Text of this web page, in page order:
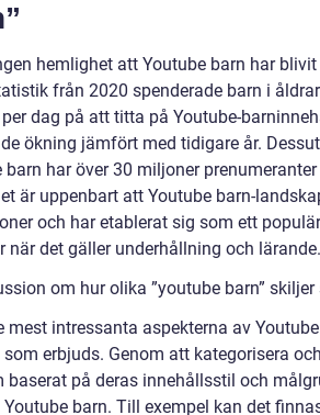
hemlighet att Youtube barn har
från 2020 spenderade barn i
dag på att titta på Youtube-
ökning jämfört med tidigare år.
barn har över 30 miljoner
är uppenbart att Youtube barn-
och har etablerat sig som ett
när det gäller underhållning och lärande.
om hur olika ”youtube barn”
mest intressanta aspekterna av
erbjuds. Genom att kategorisera
baserat på deras innehållsstil och
Youtube barn. Till exempel kan det